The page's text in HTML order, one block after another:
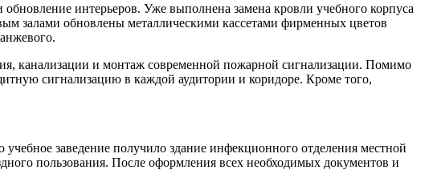
интерьеров. Уже выполнена замена кровли учебного корпуса
залами обновлены металлическими кассетами фирменных цветов
канализации и монтаж современной пожарной сигнализации. Помимо
сигнализацию в каждой аудитории и коридоре. Кроме того,
заведение получило здание инфекционного отделения местной
пользования. После оформления всех необходимых документов и